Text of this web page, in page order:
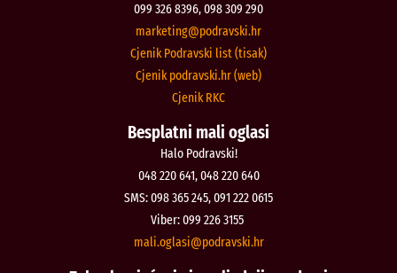
099 326 8396, 098 309 290
rh.iksvardop
@gnitekram
Cjenik Podravski list (tisak)
Cjenik podravski.hr (web)
Cjenik RKC
Besplatni mali oglasi
Halo Podravski!
048 220 641, 048 220 640
SMS: 098 365 245, 091 222 0615
Viber: 099 226 3155
rh.iksvardop
@isalgo.ilam